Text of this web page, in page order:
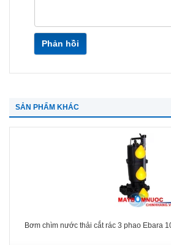
Phản hồi
SẢN PHẨM KHÁC
Bơm chìm nước thải cắt rác 3 phao Ebara